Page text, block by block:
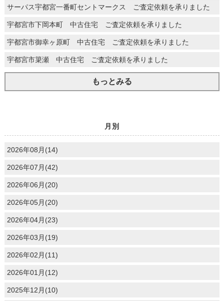
サーパス宇都宮一番町セントマークス ご査定依頼を承りました
宇都宮市下岡本町 中古住宅 ご査定依頼を承りました
宇都宮市御幸ヶ原町 中古住宅 ご査定依頼を承りました
宇都宮市簗瀬 中古住宅 ご査定依頼を承りました
もっとみる
月別
2026年08月(14)
2026年07月(42)
2026年06月(20)
2026年05月(20)
2026年04月(23)
2026年03月(19)
2026年02月(11)
2026年01月(12)
2025年12月(10)